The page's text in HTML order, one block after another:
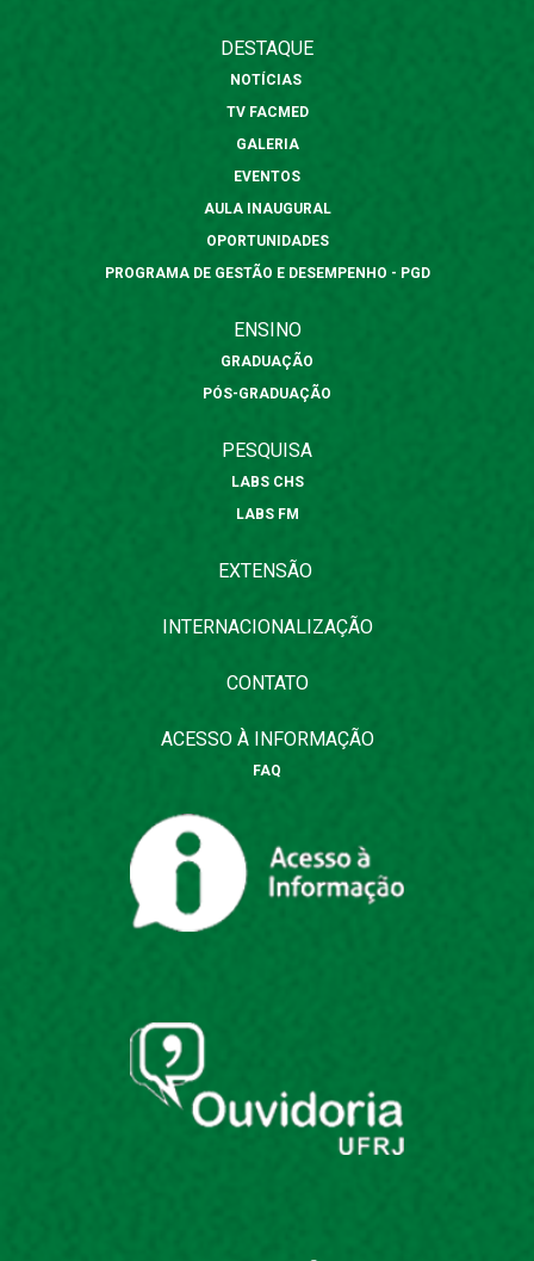
DESTAQUE
NOTÍCIAS
TV FACMED
GALERIA
EVENTOS
AULA INAUGURAL
OPORTUNIDADES
PROGRAMA DE GESTÃO E DESEMPENHO - PGD
ENSINO
GRADUAÇÃO
PÓS-GRADUAÇÃO
PESQUISA
LABS CHS
LABS FM
EXTENSÃO
INTERNACIONALIZAÇÃO
CONTATO
ACESSO À INFORMAÇÃO
FAQ